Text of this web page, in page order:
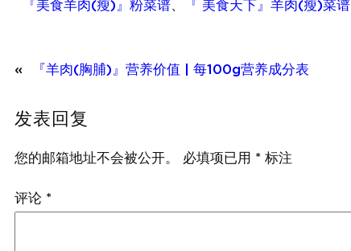
『美食羊肉(瘦)』粉菜谱、 『 美食天下』羊肉(瘦)菜谱
« 『羊肉(胸脯)』营养价值 | 每100g营养成分表
发表回复
您的邮箱地址不会被公开。 必填项已用 * 标注
评论 *